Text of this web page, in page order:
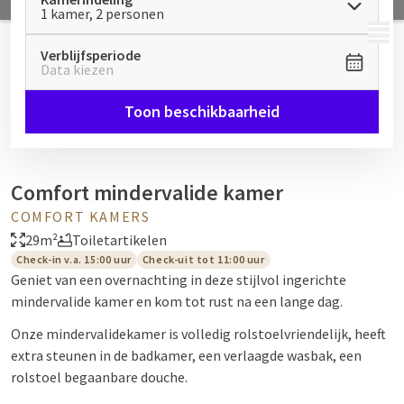
MENU
1 kamer, 2 personen
Verblijfsperiode
Data kiezen
Toon beschikbaarheid
Comfort mindervalide kamer
COMFORT KAMERS
29m²
Toiletartikelen
Check-in v.a. 15:00 uur Check-uit tot 11:00 uur
Geniet van een overnachting in deze stijlvol ingerichte
mindervalide kamer en kom tot rust na een lange dag.
Onze mindervalidekamer is volledig rolstoelvriendelijk, heeft
extra steunen in de badkamer, een verlaagde wasbak, een
rolstoel begaanbare douche.